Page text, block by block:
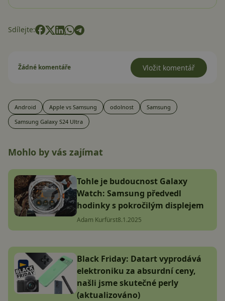
Sdílejte:
Žádné komentáře Vložit komentář
Android Apple vs Samsung odolnost
Samsung
Samsung Galaxy S24 Ultra
Mohlo by vás zajímat
Tohle je budoucnost Galaxy
Watch: Samsung předvedl
hodinky s pokročilým displejem
Adam Kurfürst8.1.2025
Black Friday: Datart vyprodává
elektroniku za absurdní ceny,
našli jsme skutečné perly
(aktualizováno)